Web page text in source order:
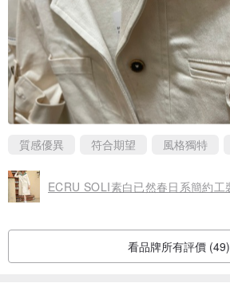
質感優異 符合期望 風格獨特
看品牌所有評價 (49)